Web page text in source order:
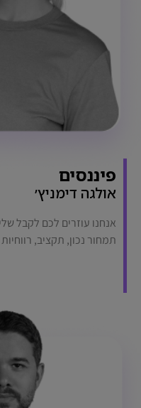
פיננסים
אולגה דימניץ׳
אנחנו עוזרים לכם לקבל
תמחור נכון, תקציב,